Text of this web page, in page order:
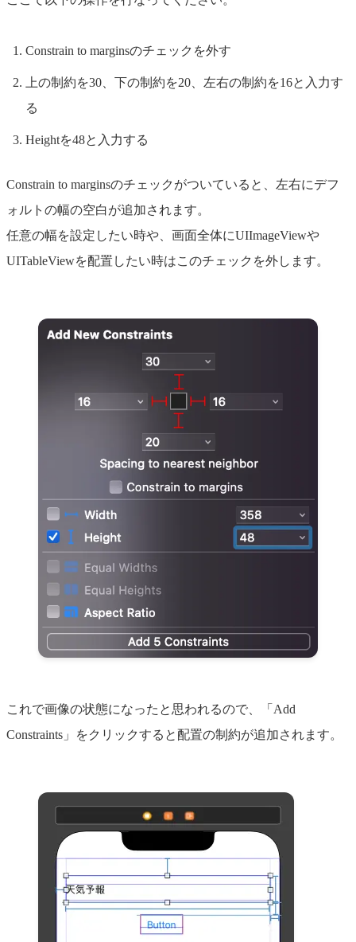
Constrain to marginsのチェックを外す
上の制約を30、下の制約を20、左右の制約を16と入力す
る
Heightを48と入力する
Constrain to marginsのチェックがついていると、左右にデフ
ォルトの幅の空白が追加されます。
任意の幅を設定したい時や、画面全体にUIImageViewや
UITableViewを配置したい時はこのチェックを外します。
これで画像の状態になったと思われるので、「Add
Constraints」をクリックすると配置の制約が追加されます。